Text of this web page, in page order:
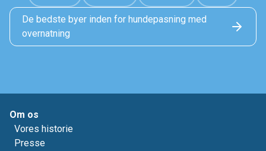
De bedste byer inden for hundepasning med
overnatning
Om os
Vores historie
Presse